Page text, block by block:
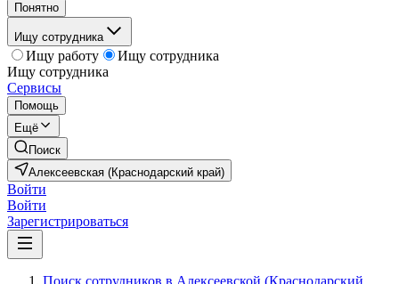
Понятно
Ищу сотрудника
Ищу работу
Ищу сотрудника
Ищу сотрудника
Сервисы
Помощь
Ещё
Поиск
Алексеевская (Краснодарский край)
Войти
Войти
Зарегистрироваться
Поиск сотрудников в Алексеевской (Краснодарский